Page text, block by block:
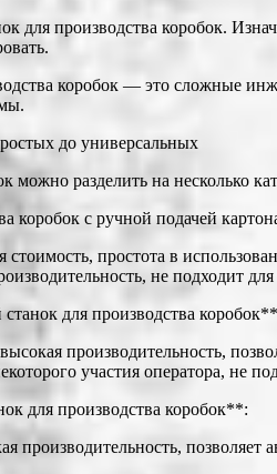
для производства коробок.
коробок — это сложные
до универсальных
можно разделить на несколько
коробок с ручной подачей
простота в
не подходит
для производства
производительность,
участия оператора, не
для производства коробок**:
позволяет